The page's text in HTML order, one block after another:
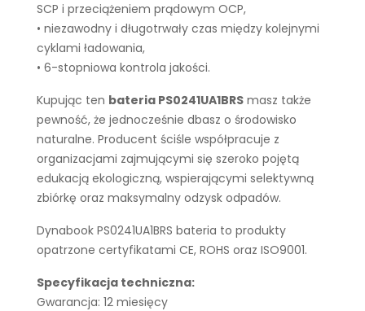
SCP i przeciążeniem prądowym OCP,
• niezawodny i długotrwały czas między kolejnymi
cyklami ładowania,
• 6-stopniowa kontrola jakości.
Kupując ten bateria PS0241UA1BRS masz także
pewność, że jednocześnie dbasz o środowisko
naturalne. Producent ściśle współpracuje z
organizacjami zajmującymi się szeroko pojętą
edukacją ekologiczną, wspierającymi selektywną
zbiórkę oraz maksymalny odzysk odpadów.
Dynabook PS0241UA1BRS bateria to produkty
opatrzone certyfikatami CE, ROHS oraz ISO9001.
Specyfikacja techniczna:
Gwarancja: 12 miesięcy